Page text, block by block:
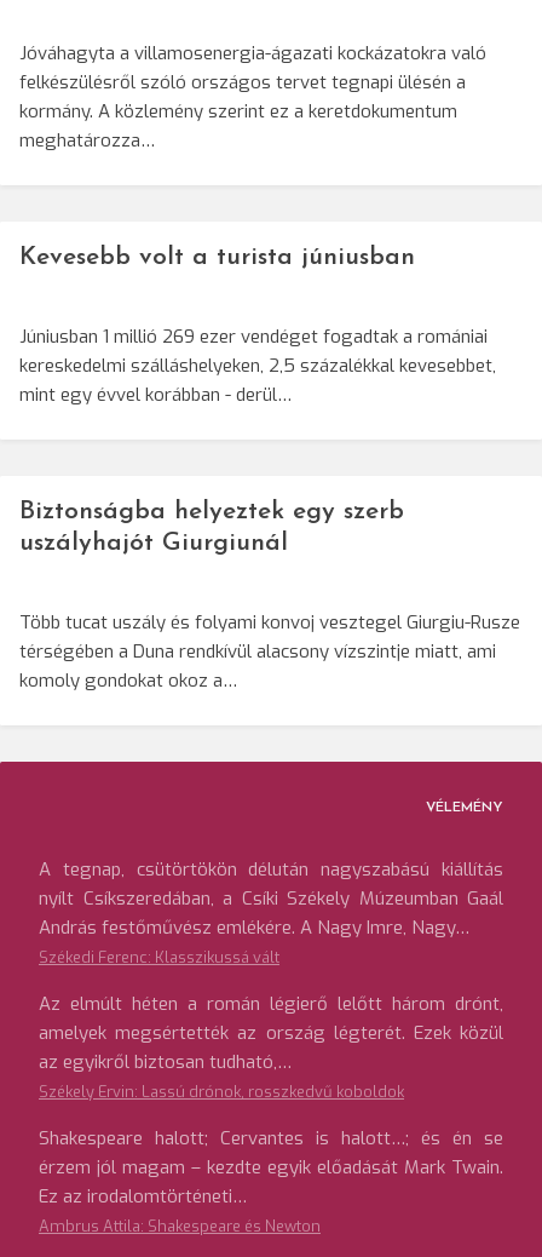
Jóváhagyta a villamosenergia-ágazati kockázatokra való
felkészülésről szóló országos tervet tegnapi ülésén a
kormány. A közlemény szerint ez a keretdokumentum
meghatározza…
Kevesebb volt a turista júniusban
Júniusban 1 millió 269 ezer vendéget fogadtak a romániai
kereskedelmi szálláshelyeken, 2,5 százalékkal kevesebbet,
mint egy évvel korábban - derül…
Biztonságba helyeztek egy szerb
uszályhajót Giurgiunál
Több tucat uszály és folyami konvoj vesztegel Giurgiu-Rusze
térségében a Duna rendkívül alacsony vízszintje miatt, ami
komoly gondokat okoz a…
VÉLEMÉNY
A tegnap, csütörtökön délután nagyszabású kiállítás
nyílt Csíkszeredában, a Csíki Székely Múzeumban Gaál
András festőművész emlékére. A Nagy Imre, Nagy…
Székedi Ferenc: Klasszikussá vált
Az elmúlt héten a román légierő lelőtt három drónt,
amelyek megsértették az ország légterét. Ezek közül
az egyikről biztosan tudható,…
Székely Ervin: Lassú drónok, rosszkedvű koboldok
Shakespeare halott; Cervantes is halott…; és én se
érzem jól magam – kezdte egyik előadását Mark Twain.
Ez az irodalomtörténeti…
Ambrus Attila: Shakespeare és Newton